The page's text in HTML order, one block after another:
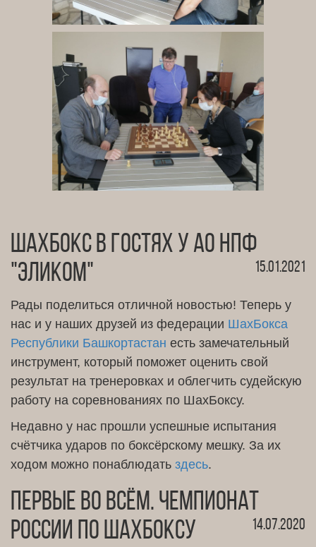
ШахБокс в гостях у АО НПФ
"Эликом"
15.01.2021
Рады поделиться отличной новостью! Теперь у
нас и у наших друзей из федерации ШахБокса
Республики Башкортастан есть замечательный
инструмент, который поможет оценить свой
результат на тренеровках и облегчить судейскую
работу на соревнованиях по ШахБоксу.
Недавно у нас прошли успешные испытания
счётчика ударов по боксёрскому мешку. За их
ходом можно понаблюдать здесь.
Первые во всём. Чемпионат
России по шахбоксу
14.07.2020